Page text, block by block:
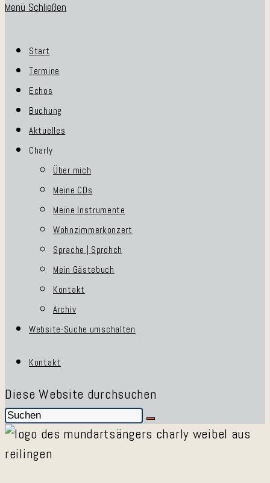
Menü Schließen
Start
Termine
Echos
Buchung
Aktuelles
Charly
Über mich
Meine CDs
Meine Instrumente
Wohnzimmerkonzert
Sprache | Sprohch
Mein Gästebuch
Kontakt
Archiv
Website-Suche umschalten
Kontakt
Diese Website durchsuchen